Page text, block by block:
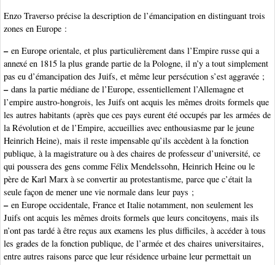
Enzo Traverso précise la description de l’émancipation en distinguant trois
zones en Europe :
–en Europe orientale, et plus particulièrement dans l’Empire russe qui a
annexé en 1815 la plus grande partie de la Pologne, il n’y a tout simplement
pas eu d’émancipation des Juifs, et même leur persécution s’est aggravée ;
–dans la partie médiane de l’Europe, essentiellement l’Allemagne et
l’empire austro-hongrois, les Juifs ont acquis les mêmes droits formels que
les autres habitants (après que ces pays eurent été occupés par les armées de
la Révolution et de l’Empire, accueillies avec enthousiasme par le jeune
Heinrich Heine), mais il reste impensable qu’ils accèdent à la fonction
publique, à la magistrature ou à des chaires de professeur d’université, ce
qui poussera des gens comme Félix Mendelssohn, Heinrich Heine ou le
père de Karl Marx à se convertir au protestantisme, parce que c’était la
seule façon de mener une vie normale dans leur pays ;
–en Europe occidentale, France et Italie notamment, non seulement les
Juifs ont acquis les mêmes droits formels que leurs concitoyens, mais ils
n’ont pas tardé à être reçus aux examens les plus difficiles, à accéder à tous
les grades de la fonction publique, de l’armée et des chaires universitaires,
entre autres raisons parce que leur résidence urbaine leur permettait un